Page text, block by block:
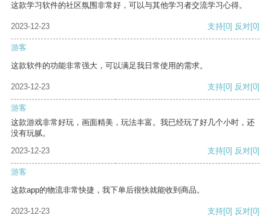
这款学习软件的社区氛围非常好，可以与其他学习者交流学习心得。
2023-12-23 支持[0] 反对[0]
游客
这款软件的功能非常强大，可以满足我日常使用的需求。
2023-12-23 支持[0] 反对[0]
游客
这款游戏非常好玩，画面精美，玩法丰富。我已经玩了好几个小时，还
没有玩腻。
2023-12-23
支持[0] 反对[0]
游客
这款app的物流非常快捷，我下单后很快就能收到商品。
2023-12-23 支持[0] 反对[0]